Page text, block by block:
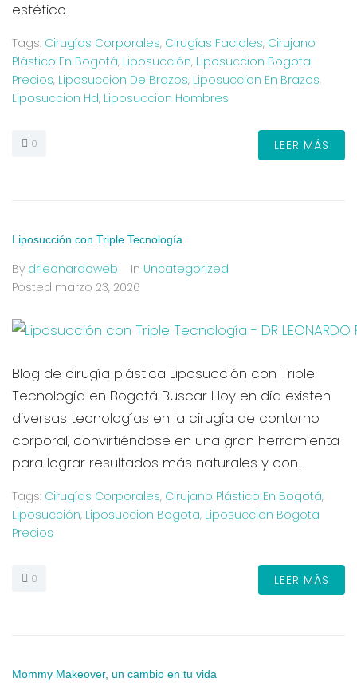
estético.
Tags: Cirugías Corporales, Cirugías Faciales, Cirujano
Plástico En Bogotá, Liposucción, Liposuccion Bogota
Precios, Liposuccion De Brazos, Liposuccion En Brazos,
Liposuccion Hd, Liposuccion Hombres
0 LEER MÁS
Liposucción con Triple Tecnología
By drleonardoweb In Uncategorized
Posted marzo 23, 2026
Blog de cirugía plástica Liposucción con Triple
Tecnología en Bogotá Buscar Hoy en día existen
diversas tecnologías en la cirugía de contorno
corporal, convirtiéndose en una gran herramienta
para lograr resultados más naturales y con...
Tags: Cirugías Corporales, Cirujano Plástico En Bogotá,
Liposucción, Liposuccion Bogota, Liposuccion Bogota
Precios
0 LEER MÁS
Mommy Makeover, un cambio en tu vida